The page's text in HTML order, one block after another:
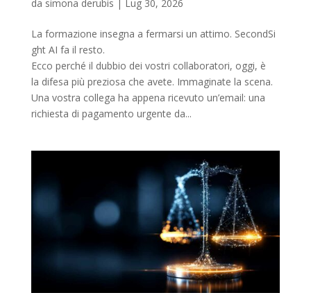
da simona derubis | Lug 30, 2026
La formazione insegna a fermarsi un attimo. SecondSi
ght AI fa il resto.
Ecco perché il dubbio dei vostri collaboratori, oggi, è
la difesa più preziosa che avete. Immaginate la scena.
Una vostra collega ha appena ricevuto un’email: una
richiesta di pagamento urgente da...